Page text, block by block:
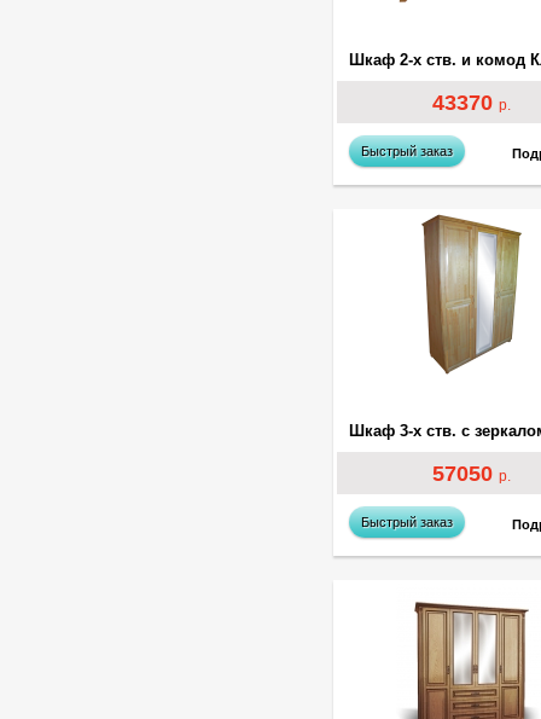
43370р.
Быстрый заказ
57050р.
Быстрый заказ